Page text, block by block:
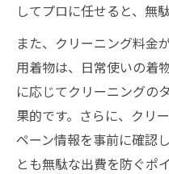
してプロに任せると、無
また、クリーニング料金
用着物は、日常使いの着
に応じてクリーニングの
果的です。さらに、クリ
ペーン情報を事前に確認
とも無駄な出費を防ぐポ